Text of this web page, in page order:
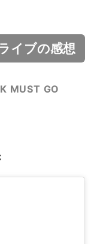
イブの感想
MUST GO